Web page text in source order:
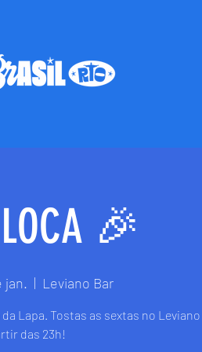
🎉
jan.
  |
Leviano Bar
Lapa. Tostas as sextas no Leviano
das 23h!